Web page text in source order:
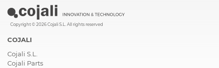
Copyright © 2026 Cojali S.L. All rights reserved
COJALI
Cojali S.L.
Cojali Parts